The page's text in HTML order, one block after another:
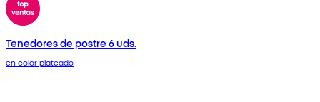
Tenedores de postre 6 uds.
en color plateado